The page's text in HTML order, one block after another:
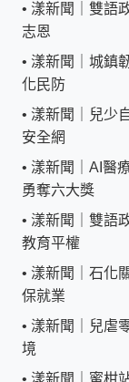
• 漾新聞｜雙語
志恩
• 漾新聞｜城鎮
化民防
• 漾新聞｜兒少
安全網
• 漾新聞｜AI醫
勇奪六大獎
• 漾新聞｜雙語
教育平權
• 漾新聞｜石化
保就業
• 漾新聞｜兒虐
境